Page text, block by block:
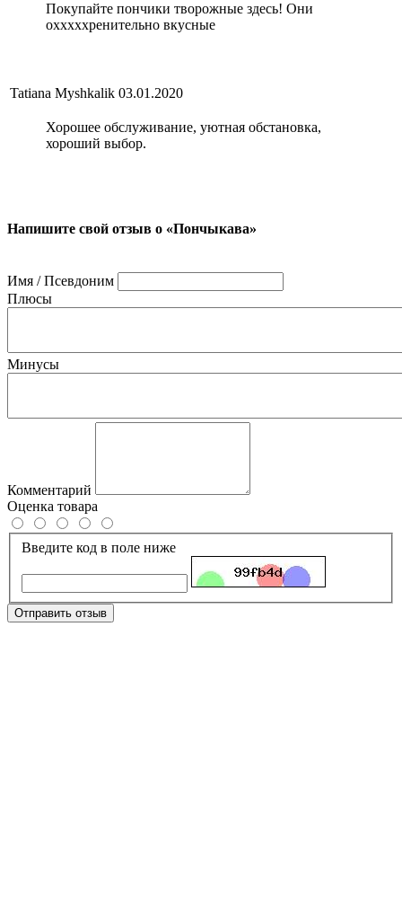
Покупайте пончики творожные здесь! Они
охххххренительно вкусные
Tatiana Myshkalik 03.01.2020
Хорошее обслуживание, уютная обстановка,
хороший выбор.
Напишите свой отзыв о «Пончыкава»
Имя / Псевдоним
Плюсы
Минусы
Комментарий
Оценка товара
Введите код в поле ниже
Отправить отзыв